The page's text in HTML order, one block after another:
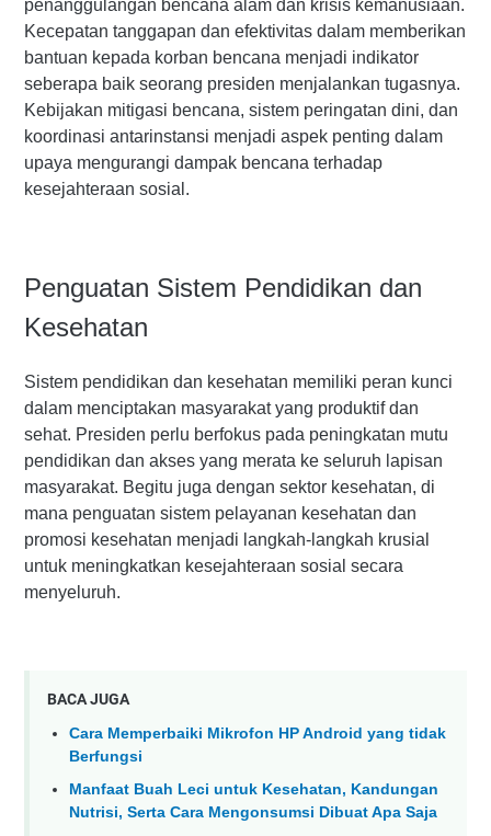
penanggulangan bencana alam dan krisis kemanusiaan.
Kecepatan tanggapan dan efektivitas dalam memberikan
bantuan kepada korban bencana menjadi indikator
seberapa baik seorang presiden menjalankan tugasnya.
Kebijakan mitigasi bencana, sistem peringatan dini, dan
koordinasi antarinstansi menjadi aspek penting dalam
upaya mengurangi dampak bencana terhadap
kesejahteraan sosial.
Penguatan Sistem Pendidikan dan
Kesehatan
Sistem pendidikan dan kesehatan memiliki peran kunci
dalam menciptakan masyarakat yang produktif dan
sehat. Presiden perlu berfokus pada peningkatan mutu
pendidikan dan akses yang merata ke seluruh lapisan
masyarakat. Begitu juga dengan sektor kesehatan, di
mana penguatan sistem pelayanan kesehatan dan
promosi kesehatan menjadi langkah-langkah krusial
untuk meningkatkan kesejahteraan sosial secara
menyeluruh.
BACA JUGA
Cara Memperbaiki Mikrofon HP Android yang tidak
Berfungsi
Manfaat Buah Leci untuk Kesehatan, Kandungan
Nutrisi, Serta Cara Mengonsumsi Dibuat Apa Saja